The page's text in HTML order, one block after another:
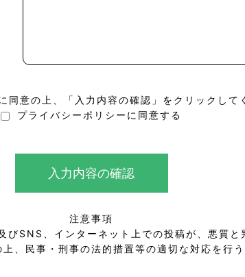
同意の上、「入力内容の確認」をクリックして
プライバシーポリシーに同意する
入力内容の確認
注意事項
びSNS、インターネット上での投稿が、悪質と
、民事・刑事の法的措置等の適切な対応を行う